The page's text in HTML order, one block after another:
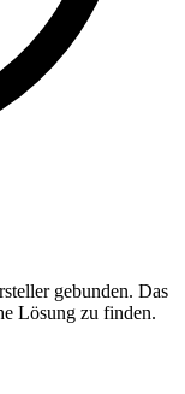
gebunden. Das
Lösung zu finden.